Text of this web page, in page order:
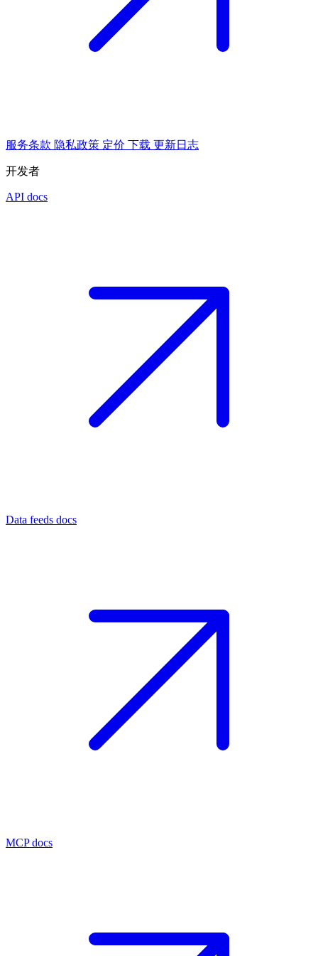
服务条款 隐私政策 定价 下载 更新日志
开发者
API docs
Data feeds docs
MCP docs